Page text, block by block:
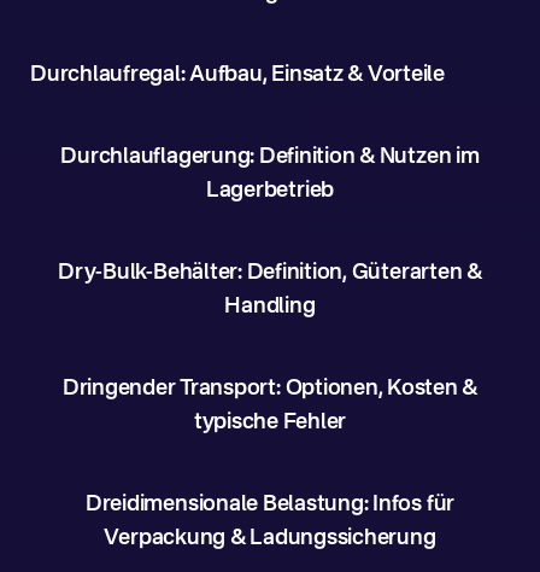
Durchlaufregal: Aufbau, Einsatz & Vorteile
Durchlauflagerung: Definition & Nutzen im
Lagerbetrieb
Dry-Bulk-Behälter: Definition, Güterarten &
Handling
Dringender Transport: Optionen, Kosten &
typische Fehler
Dreidimensionale Belastung: Infos für
Verpackung & Ladungssicherung